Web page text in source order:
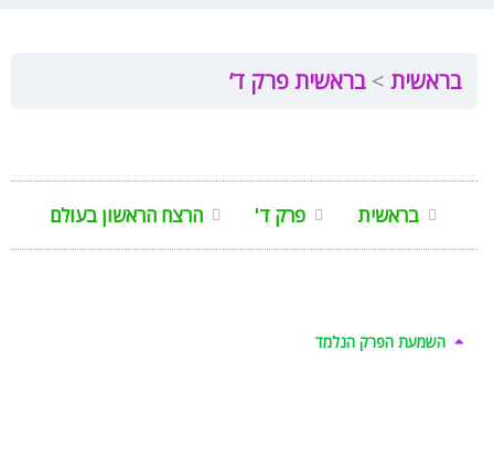
בראשית בראשית פרק ד’
בראשית פרק ד' הרצח הראשון בעולם
השמעת הפרק הנלמד